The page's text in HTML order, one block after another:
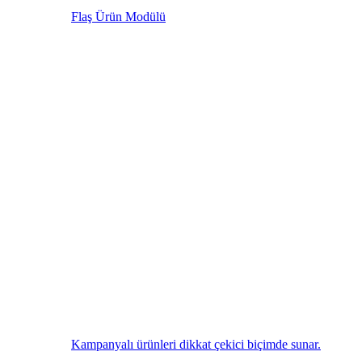
Flaş Ürün Modülü
Kampanyalı ürünleri dikkat çekici biçimde sunar.